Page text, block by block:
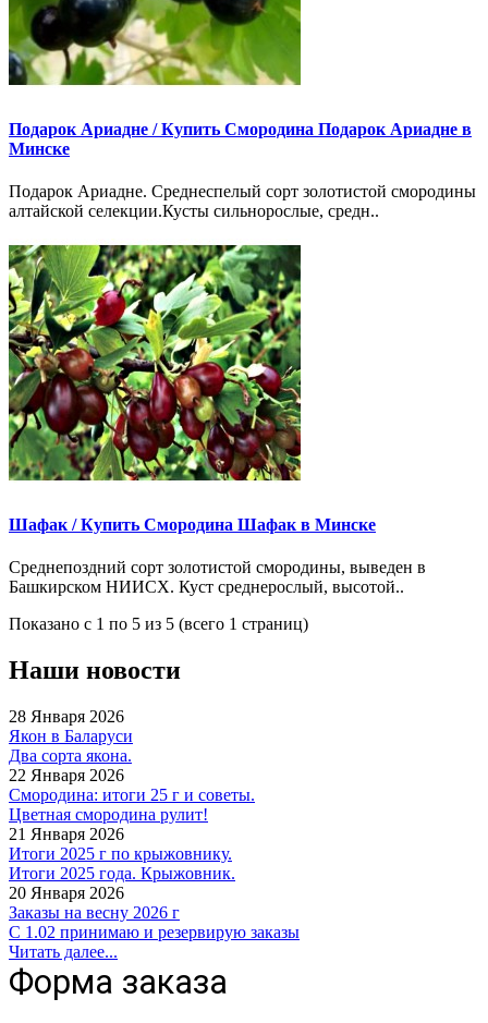
Подарок Ариадне /Купить Смородина Подарок Ариадне в
Минске
Подарок Ариадне. Среднеспелый сорт золотистой смородины
алтайской селекции.Кусты сильнорослые, средн..
Шафак /Купить Смородина Шафак в Минске
Среднепоздний сорт золотистой смородины, выведен в
Башкирском НИИСХ. Куст среднерослый, высотой..
Показано с 1 по 5 из 5 (всего 1 страниц)
Наши новости
28 Января 2026
Якон в Баларуси
Два сорта якона.
22 Января 2026
Смородина: итоги 25 г и советы.
Цветная смородина рулит!
21 Января 2026
Итоги 2025 г по крыжовнику.
Итоги 2025 года. Крыжовник.
20 Января 2026
Заказы на весну 2026 г
С 1.02 принимаю и резервирую заказы
Читать далее...